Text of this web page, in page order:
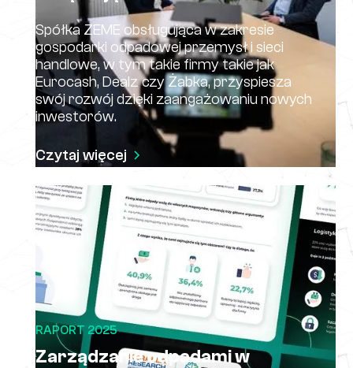
Spółka ZEME obsługująca w zakresie
gospodarki odpadowej przemysł i sieci
handlowe, w tym takie firmy takie jak
Eurocash, Dealz czy Żabka, przyspiesza
swój rozwój dzięki zaangażowaniu nowych
inwestorów.
Czytaj więcej
RAPORT 2025
Zarządzanie odpadami w